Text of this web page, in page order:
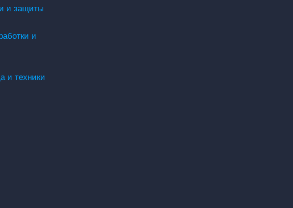
и защиты
и
и техники